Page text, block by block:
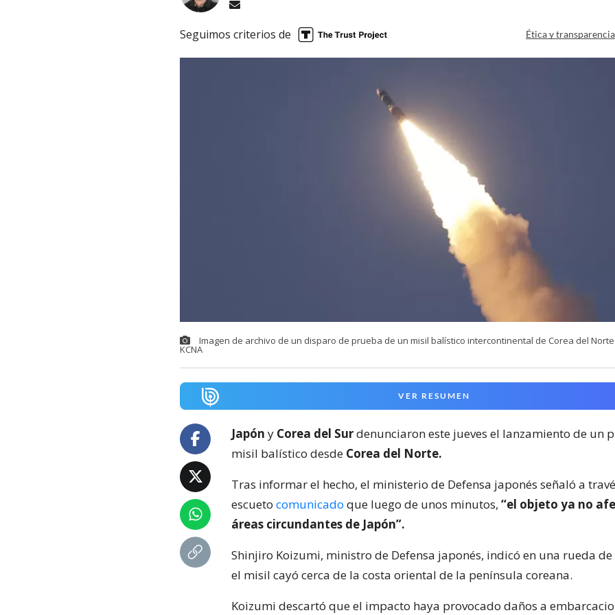
Seguimos criterios de Ética y
Imagen de archivo de un disparo de prueba de un misil balístico intercontinental de Corea del
KCNA
VER RESUMEN
Japón y Corea del Surdenunciaron este jueves el lanzamiento de un
misil balístico desde Corea del Norte.
Tras informar el hecho, el ministerio de Defensa japonés señaló a
escueto comunicado que luego de unos minutos, “el objeto ya no
áreas circundantes de Japón”.
Shinjiro Koizumi, ministro de Defensa japonés, indicó en una rueda
el misil cayó cerca de la costa oriental de la península coreana.
Koizumi descartó que el impacto haya provocado daños a